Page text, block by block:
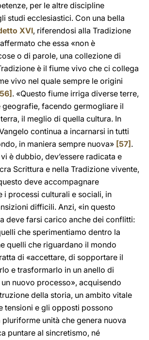
per le altre discipline
studi ecclesiastici. Con una bella
XVI, riferendosi alla Tradizione
che essa «non è
o di parole, una collezione di
è il fiume vivo che ci collega
vivo nel quale sempre le origini
. «Questo fiume irriga diverse terre,
geografie, facendo germogliare il
il meglio di quella cultura. In
continua a incarnarsi in tutti
in maniera sempre nuova» [57] .
è dubbio, dev’essere radicata e
Scrittura e nella Tradizione vivente,
deve accompagnare
i processi culturali e sociali, in
difficili. Anzi, «in questo
deve farsi carico anche dei conflitti:
che sperimentiamo dentro la
quelli che riguardano il mondo
di «accettare, di sopportare il
e trasformarlo in un anello di
nuovo processo», acquisendo
della storia, un ambito vitale
tensioni e gli opposti possono
unità che genera nuova
puntare al sincretismo, né